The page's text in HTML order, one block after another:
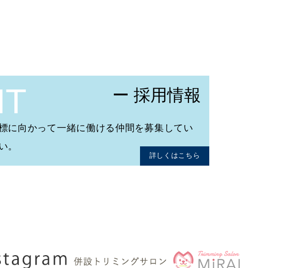
ー 採用情報
に向かって一緒に働ける仲間を募集してい
。
詳しくはこちら